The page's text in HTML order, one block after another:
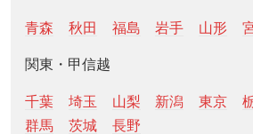
青森 秋田 福島 岩手 山形
関東・甲信越
千葉 埼玉 山梨 新潟 東京
群馬
茨城 長野